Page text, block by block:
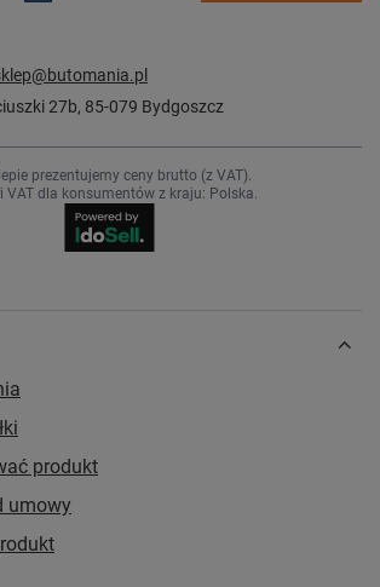
27b, 85-079 Bydgoszcz
prezentujemy ceny brutto (z VAT).
VAT dla konsumentów z kraju: Polska.
produkt
umowy